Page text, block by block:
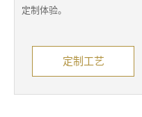
定制体验。
定制工艺